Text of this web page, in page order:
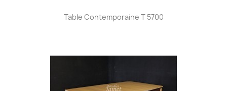
Table Contemporaine T 5700